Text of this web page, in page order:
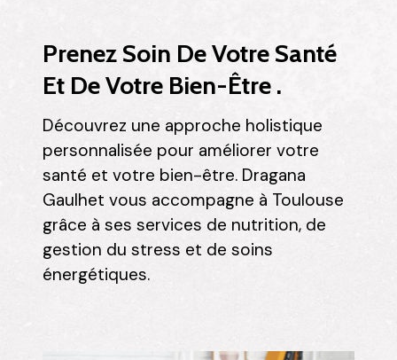
Prenez Soin De Votre Santé
Et De Votre Bien-Être .
Découvrez une approche holistique
personnalisée pour améliorer votre
santé et votre bien-être. Dragana
Gaulhet vous accompagne à Toulouse
grâce à ses services de nutrition, de
gestion du stress et de soins
énergétiques.